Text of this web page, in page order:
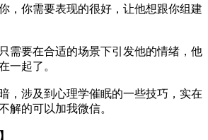
你需要表现的很好，让他想跟你组建
要在合适的场景下引发他的情绪，他
一起了。
涉及到心理学催眠的一些技巧，实在
解的可以加我微信。